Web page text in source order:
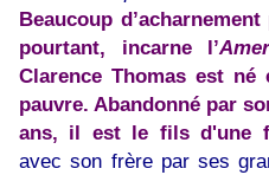
Beaucoup
pourtant, incarne l’
Clarence Thomas est né
pauvre. Abandonné par
ans, il est le fils d'une
avec son frère par ses